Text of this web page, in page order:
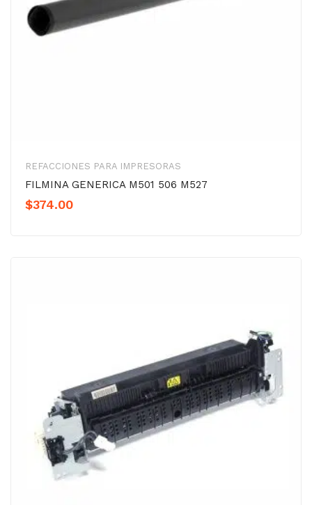
REFACCIONES PARA IMPRESORAS
FILMINA GENERICA M501 506 M527
$374.00